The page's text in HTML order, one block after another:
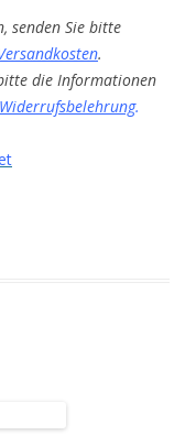
senden Sie bitte
.
die Informationen
Widerrufsbelehrung.